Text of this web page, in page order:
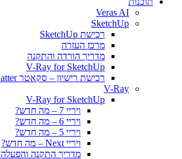
Veras AI
SketchUp
רכישת SketchUp
מרכז העזרה
מדריך הורדה והתקנה
V-Ray for SketchUp
רכישת רישיון – סקאטר Skatter
V-Ray
V-Ray for SketchUp
ויריי 7 – מה חדש?
ויריי 6 – מה חדש?
ויריי 5 – מה חדש?
ויריי Next – מה חדש?
מדריך התקנה והפעלה V-Ray for SketchUp